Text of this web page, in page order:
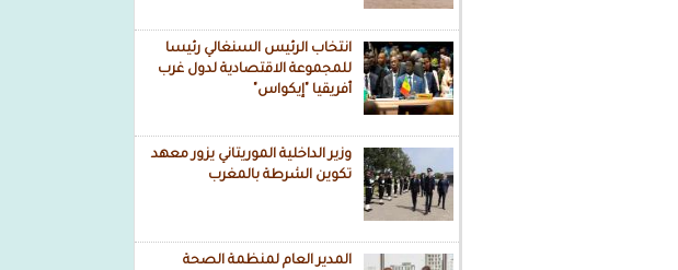
انتخاب الرئيس السنغالي رئيسا
للمجموعة الاقتصادية لدول غرب
أفريقيا "إيكواس"
وزير الداخلية الموريتاني يزور معهد
تكوين الشرطة بالمغرب
المدير العام لمنظمة الصحة